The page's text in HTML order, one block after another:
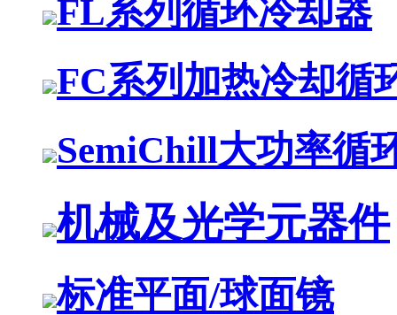
FL系列循环冷却器
FC系列加热冷却循
SemiChill大功率循
机械及光学元器件
标准平面/球面镜